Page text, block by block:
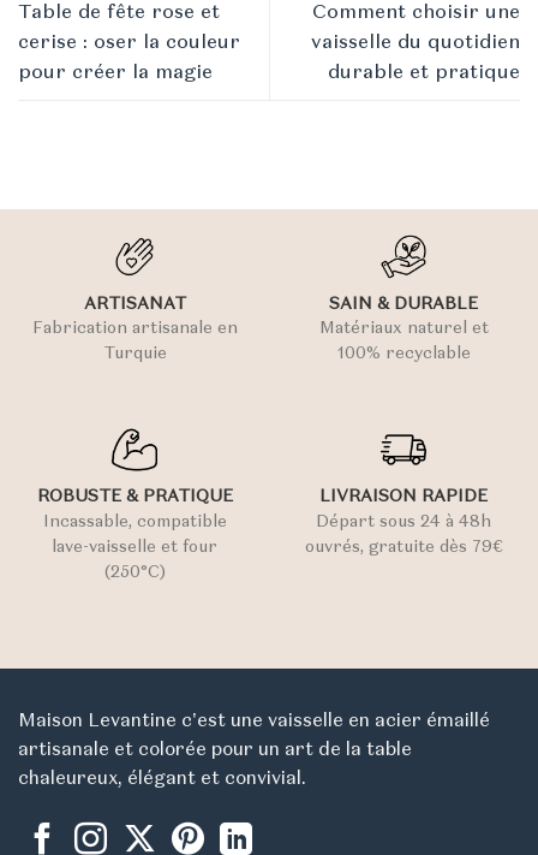
Table de fête rose et
cerise : oser la couleur
pour créer la magie
Comment choisir une
vaisselle du quotidien
durable et pratique
ARTISANAT
Fabrication artisanale en
Turquie
SAIN & DURABLE
Matériaux naturel et
100% recyclable
ROBUSTE & PRATIQUE
Incassable, compatible
lave-vaisselle et four
(250°C)
LIVRAISON RAPIDE
Départ sous 24 à 48h
ouvrés, gratuite dès 79€
Maison Levantine c'est une vaisselle en acier émaillé
artisanale et colorée pour un art de la table
chaleureux, élégant et convivial.